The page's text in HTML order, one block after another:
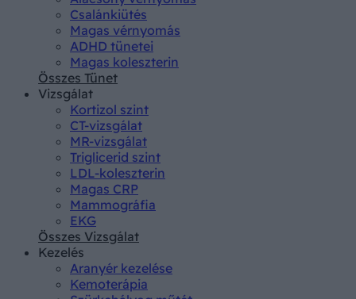
Csalánkiütés
Magas vérnyomás
ADHD tünetei
Magas koleszterin
Összes Tünet
Vizsgálat
Kortizol szint
CT-vizsgálat
MR-vizsgálat
Triglicerid szint
LDL-koleszterin
Magas CRP
Mammográfia
EKG
Összes Vizsgálat
Kezelés
Aranyér kezelése
Kemoterápia